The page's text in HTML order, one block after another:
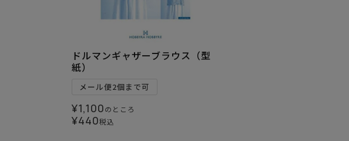
ドルマンギャザーブラウス（型
紙）
メール便2個まで可
¥1,100のところ
¥440税込